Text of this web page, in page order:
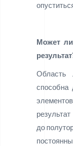
Может
Область
способна
до